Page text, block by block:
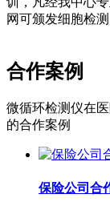
网可颁发细胞检
合作案例
微循环检测仪在
的合作案例
保险公司合